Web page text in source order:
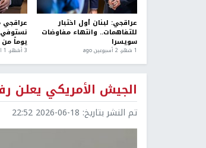
عراقجي: لبنان أول اختبار
للتفاهمات.. وانتهاء مفاوضات
سويسرا
1 شهر، 2 أسبوعين ago
يوماً
3 أشهر، 1 اسبوع. ago
الجيش الأمريكي يعلن
تم النشر بتاريخ: 2026-06-18 22:52